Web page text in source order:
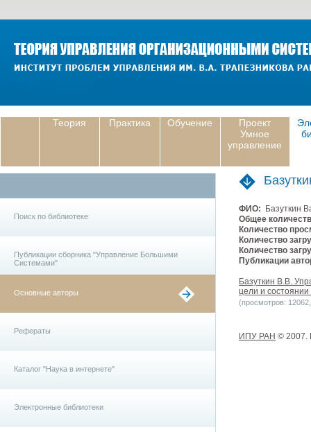
Теория Практика Обучение
Проект
Умное
управление
Поиск по библиотеке
Публикации сборника "Управление Большими
Системами"
Основные авторы
Рефераты
Каталог "Наука в интернете"
Электронные библиотеки
ФИО: Базуткин
Общее
Количество
Количество
Количество
Публикации
Базуткин В.В.
цели и
(просмотров:
ИПУ РАН © 2007.